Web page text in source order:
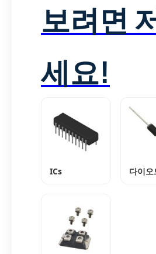
보려면
세요!
ICs 다이오